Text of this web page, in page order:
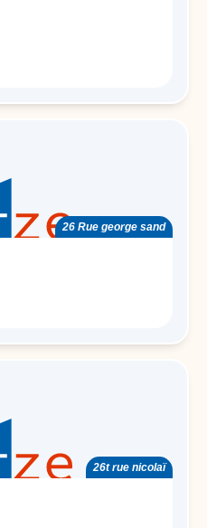
26 Rue george sand
26t rue nicolaï